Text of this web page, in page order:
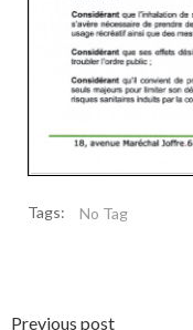
Tags: No Tag
Previous post